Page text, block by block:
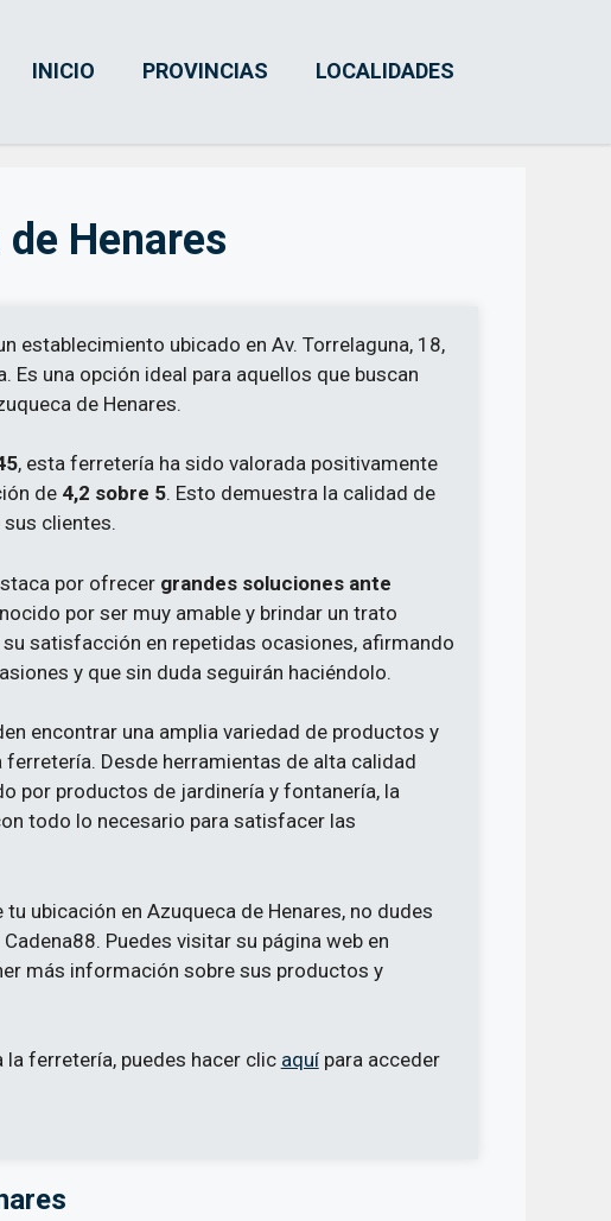
INICIO PROVINCIAS LOCALIDADES
Henares
establecimiento ubicado en Av. Torrelaguna, 18,
Es una opción ideal para aquellos que buscan
de Henares.
, esta ferretería ha sido valorada positivamente
de 4,2 sobre 5. Esto demuestra la calidad de
clientes.
por ofrecer grandes soluciones ante
por ser muy amable y brindar un trato
satisfacción en repetidas ocasiones, afirmando
y que sin duda seguirán haciéndolo.
encontrar una amplia variedad de productos y
Desde herramientas de alta calidad
por productos de jardinería y fontanería, la
todo lo necesario para satisfacer las
ubicación en Azuqueca de Henares, no dudes
Puedes visitar su página web en
más información sobre sus productos y
ferretería, puedes hacer clic aquípara acceder